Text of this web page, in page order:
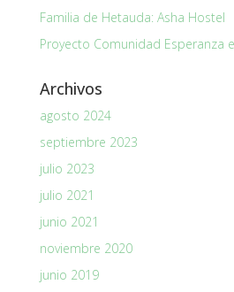
Familia de Hetauda: Asha Hostel
Proyecto Comunidad Esperanza
Archivos
agosto 2024
septiembre 2023
julio 2023
julio 2021
junio 2021
noviembre 2020
junio 2019